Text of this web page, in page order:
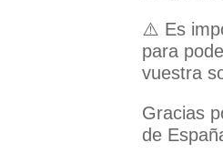
⚠️ Es
para
vuestra
Gracias
de